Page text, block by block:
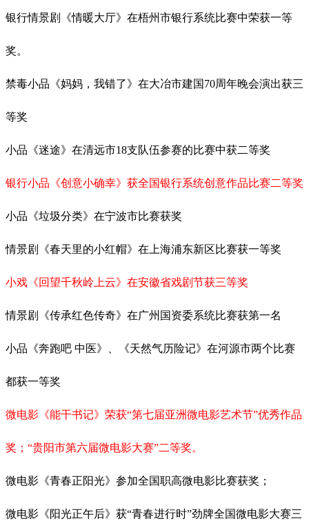
银行情景剧《情暖大厅》在梧州市银行系统比赛中荣获一等
奖。
禁毒小品《妈妈，我错了》在大冶市建国70周年晚会演出获三
等奖
小品《迷途》在清远市18支队伍参赛的比赛中获二等奖
银行小品《创意小确幸》获全国银行系统创意作品比赛二等奖
小品《垃圾分类》在宁波市比赛获奖
情景剧《春天里的小红帽》在上海浦东新区比赛获一等奖
小戏《回望千秋岭上云》在安徽省戏剧节获三等奖
情景剧《传承红色传奇》在广州国资委系统比赛获第一名
小品《奔跑吧 中医》、《天然气历险记》在河源市两个比赛
都获一等奖
微电影《能干书记》荣获“第七届亚洲微电影艺术节”优秀作品
奖；“贵阳市第六届微电影大赛”二等奖。
微电影《青春正阳光》参加全国职高微电影比赛获奖；
微电影《阳光正午后》获“青春进行时”劲牌全国微电影大赛三